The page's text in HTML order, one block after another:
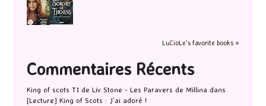
LuCioLe's favorite books »
Commentaires Récents
King of scots T1 de Liv Stone - Les Paravers de Millina dans
[Lecture] King of Scots : J’ai adoré !